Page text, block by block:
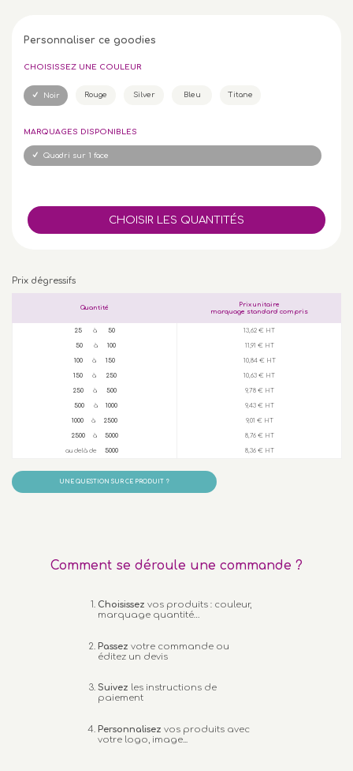
Personnaliser ce goodies
CHOISISSEZ UNE COULEUR
Noir Rouge Silver Bleu Titane
MARQUAGES DISPONIBLES
Quadri sur 1 face
Prix dégressifs
Quantité
Prix unitaire
marquage standard compris
25 à 50 13,62 € HT
50à 100 11,91 € HT
100 à 150 10,84 € HT
150à 250 10,63 € HT
250 à 500 9,78 € HT
500à 1000 9,43 € HT
1000 à 2500 9,01 € HT
2500 à 5000 8,76 € HT
au delà de 5000 8,36 € HT
UNE QUESTION SUR CE PRODUIT ?
Comment se déroule une commande ?
Choisissez vos produits : couleur,
marquage quantité…
Passez votre commande ou
éditez un devis
Suivez les instructions de
paiement
Personnalisez vos produits avec
votre logo, image...